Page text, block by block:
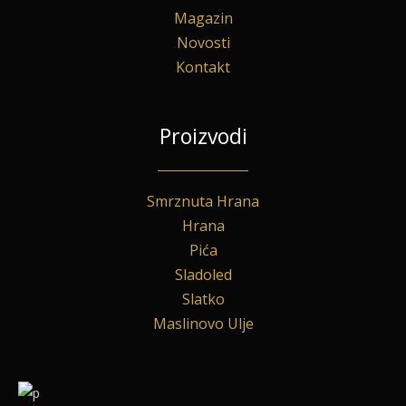
Magazin
Novosti
Kontakt
Proizvodi
Smrznuta Hrana
Hrana
Pića
Sladoled
Slatko
Maslinovo Ulje